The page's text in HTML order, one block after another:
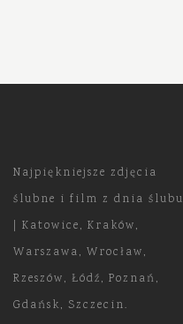
Najpiękniejsze zdjęcia
ślubne i film z dnia ślubu
| Katowice, Kraków,
Warszawa, Wrocław,
Rzeszów, Łódź, Poznań,
Gdańsk, Szczecin.